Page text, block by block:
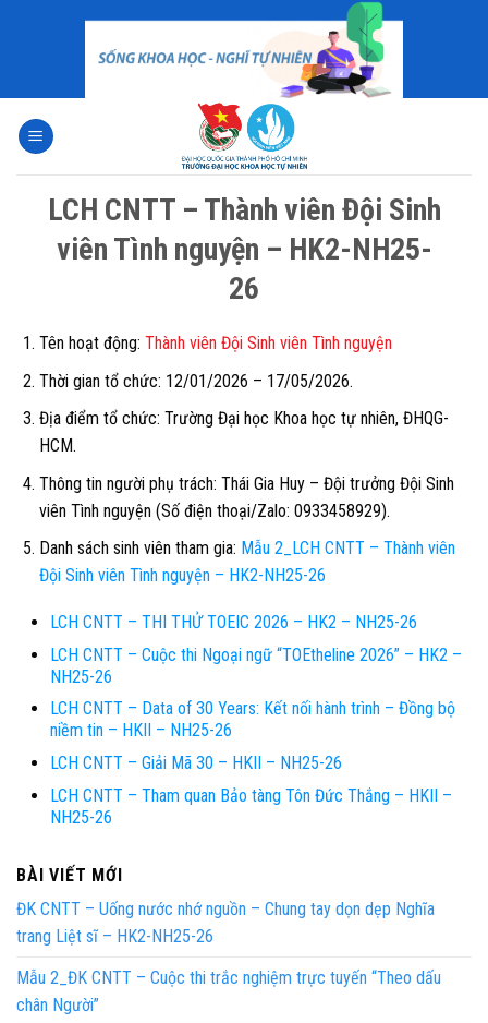
LCH CNTT – Thành viên Đội Sinh
viên Tình nguyện – HK2-NH25-
26
Tên hoạt động: Thành viên Đội Sinh viên Tình nguyện
Thời gian tổ chức: 12/01/2026 – 17/05/2026.
Địa điểm tổ chức: Trường Đại học Khoa học tự nhiên, ĐHQG-
HCM.
Thông tin người phụ trách: Thái Gia Huy – Đội trưởng Đội Sinh
viên Tình nguyện (Số điện thoại/Zalo: 0933458929).
Danh sách sinh viên tham gia: Mẫu 2_LCH CNTT – Thành viên
Đội Sinh viên Tình nguyện – HK2-NH25-26
LCH CNTT – THI THỬ TOEIC 2026 – HK2 – NH25-26
LCH CNTT – Cuộc thi Ngoại ngữ “TOEtheline 2026” – HK2 –
NH25-26
LCH CNTT – Data of 30 Years: Kết nối hành trình – Đồng bộ
niềm tin – HKII – NH25-26
LCH CNTT – Giải Mã 30 – HKII – NH25-26
LCH CNTT – Tham quan Bảo tàng Tôn Đức Thắng – HKII –
NH25-26
BÀI VIẾT MỚI
ĐK CNTT – Uống nước nhớ nguồn – Chung tay dọn dẹp Nghĩa
trang Liệt sĩ – HK2-NH25-26
Mẫu 2_ĐK CNTT – Cuộc thi trắc nghiệm trực tuyến “Theo dấu
chân Người”